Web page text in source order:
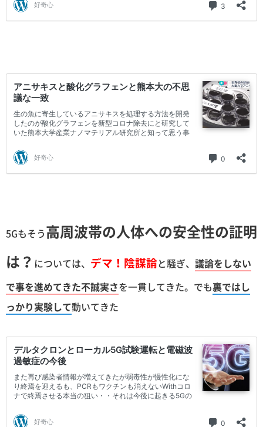
5Gもそう高周波帯の人体への安全性の証明
は？ については、 デマ！陰謀論と騒ぎ、 議論をしない
で事を進めてきた不誠実さを一貫してきた。でも裏ではし
っかり実験して動いてきた